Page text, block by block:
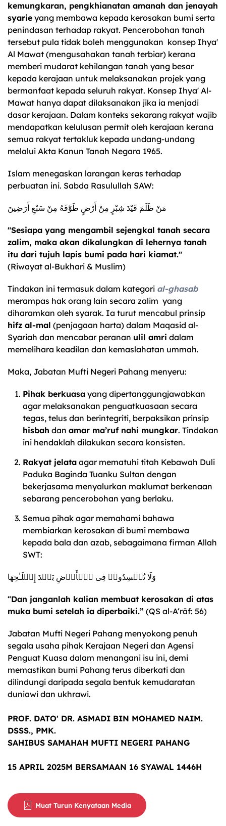
kemungkaran, pengkhianatan amanah dan jenayah
syarie yang membawa kepada kerosakan bumi serta
penindasan terhadap rakyat. Pencerobohan tanah
tersebut pula tidak boleh menggunakan konsep Ihya'
Al Mawat (mengusahakan tanah terbiar) kerana
memberi mudarat kehilangan tanah yang besar
kepada kerajaan untuk melaksanakan projek yang
bermanfaat kepada seluruh rakyat. Konsep Ihya' Al-
Mawat hanya dapat dilaksanakan jika ia menjadi
dasar kerajaan. Dalam konteks sekarang rakyat wajib
mendapatkan kelulusan permit oleh kerajaan kerana
semua rakyat tertakluk kepada undang-undang
melalui Akta Kanun Tanah Negara 1965.
Islam menegaskan larangan keras terhadap
perbuatan ini. Sabda Rasulullah SAW:
مَنْ ظَلَمَ قَيْدَ شِبْرٍ مِنْ أَرْضٍ طَوَّقَهُ مِنْ سَبْعِ أَرَضِينَ
"Sesiapa yang mengambil sejengkal tanah secara
zalim, maka akan dikalungkan di lehernya tanah
itu dari tujuh lapis bumi pada hari kiamat."
(Riwayat al-Bukhari & Muslim)
Tindakan ini termasuk dalam kategori al-ghasab
merampas hak orang lain secara zalim yang
diharamkan oleh syarak. Ia turut mencabul prinsip
hifz al-mal (penjagaan harta) dalam Maqasid al-
Syariah dan mencabar peranan ulil amri dalam
memelihara keadilan dan kemaslahatan ummah.
Maka, Jabatan Mufti Negeri Pahang menyeru:
Pihak berkuasa yang dipertanggungjawabkan
agar melaksanakan penguatkuasaan secara
tegas, telus dan berintegriti, berpaksikan prinsip
hisbah dan amar ma’ruf nahi mungkar. Tindakan
ini hendaklah dilakukan secara konsisten.
Rakyat jelata agar mematuhi titah Kebawah Duli
Paduka Baginda Tuanku Sultan dengan
bekerjasama menyalurkan maklumat berkenaan
sebarang pencerobohan yang berlaku.
Semua pihak agar memahami bahawa
membiarkan kerosakan di bumi membawa
kepada bala dan azab, sebagaimana firman Allah
SWT:
وَلَا تُفۡسِدُوا۟ فِی ٱلۡأَرۡضِ بَعۡدَ إِصۡلَـٰحِهَا
“Dan janganlah kalian membuat kerosakan di atas
muka bumi setelah ia diperbaiki.” (QS al-A‘rāf: 56)
Jabatan Mufti Negeri Pahang menyokong penuh
segala usaha pihak Kerajaan Negeri dan Agensi
Penguat Kuasa dalam menangani isu ini, demi
memastikan bumi Pahang terus diberkati dan
dilindungi daripada segala bentuk kemudaratan
duniawi dan ukhrawi.
PROF. DATO' DR. ASMADI BIN MOHAMED NAIM.
DSSS., PMK.
SAHIBUS SAMAHAH MUFTI NEGERI PAHANG
15 APRIL 2025M BERSAMAAN 16 SYAWAL 1446H
Muat Turun Kenyataan Media